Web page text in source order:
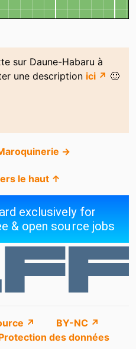
sur Daune-Habaru à
une description ici ↗ 🙂
→
le haut ↑
↗
BY-NC ↗
des données